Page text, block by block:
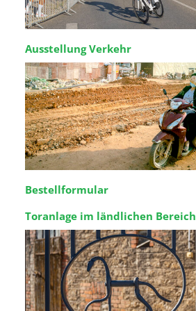
Ausstellung Verkehr
Bestellformular
Toranlage im ländlichen Bereich